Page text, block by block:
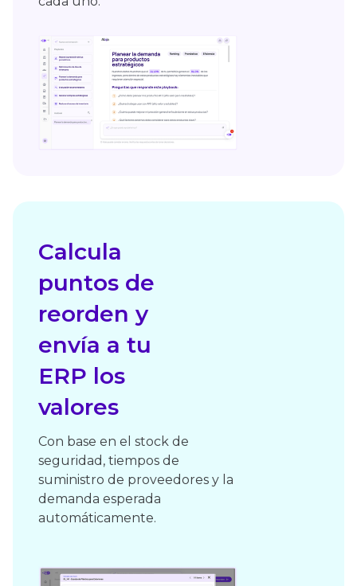
Calcula
puntos de
reorden y
envía a tu
ERP los
valores
Con base en el stock de
seguridad, tiempos de
suministro de proveedores y la
demanda esperada
automáticamente.